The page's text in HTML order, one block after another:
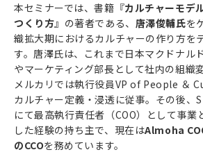
本セミナーでは、書籍『カルチャーモデ
つくり方』の著者である、 唐澤俊輔氏を
織拡大期におけるカルチャーの作り方を
す。唐澤氏は、これまで日本マクドナル
やマーケティング部長として社内の組織
メルカリでは執行役員VP of People ＆
カルチャー定義・浸透に従事。その後、
にて最高執行責任者（COO）として事業
した経験の持ち主で、現在はAlmoha
のCCOを務めています。